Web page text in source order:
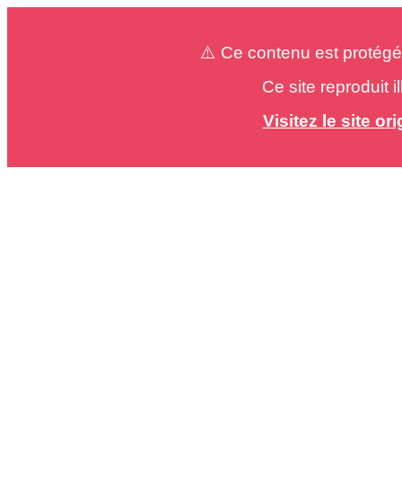
⚠️ Ce contenu est
Ce site reproduit
Visitez le site